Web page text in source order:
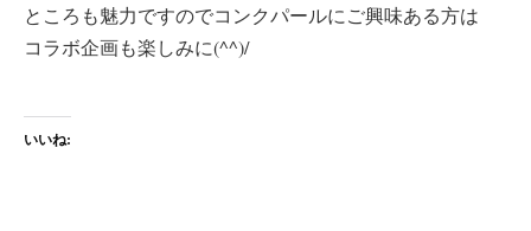
ところも魅力ですのでコンクパールにご興味ある方は
コラボ企画も楽しみに(^^)/
いいね: